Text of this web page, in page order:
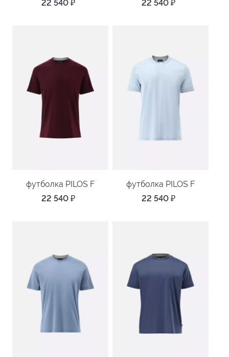
22 540 ₽
22 540 ₽
футболка PILOS F
22 540 ₽
футболка PILOS F
22 540 ₽